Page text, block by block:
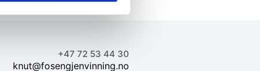
+47 72 53 44 30
knut@fosengjenvinning.no